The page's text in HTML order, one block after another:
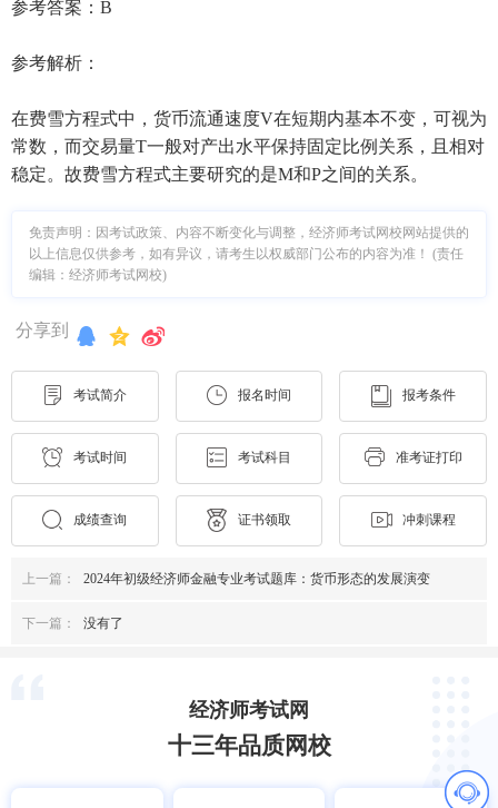
参考答案：B
参考解析：
在费雪方程式中，货币流通速度V在短期内基本不变，可视为
常数，而交易量T一般对产出水平保持固定比例关系，且相对
稳定。故费雪方程式主要研究的是M和P之间的关系。
免责声明：因考试政策、内容不断变化与调整，经济师考试网校网站提供的
以上信息仅供参考，如有异议，请考生以权威部门公布的内容为准！ (责任
编辑：经济师考试网校)
分享到
考试简介 报名时间 报考条件
考试时间 考试科目 准考证打印
成绩查询 证书领取 冲刺课程
上一篇： 2024年初级经济师金融专业考试题库：货币形态的发展演变
下一篇： 没有了
经济师考试网
十三年品质网校